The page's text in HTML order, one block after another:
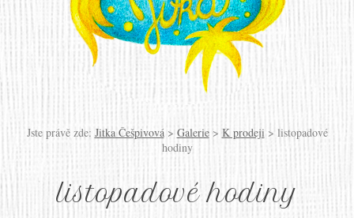
Jste právě zde: Jitka Češpivová> Galerie> K prodeji > listopadové
hodiny
listopadové hodiny